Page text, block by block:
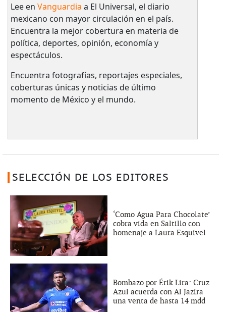
Lee en Vanguardia a El Universal, el diario
mexicano con mayor circulación en el país.​
Encuentra la mejor cobertura en materia de
política, deportes, opinión, economía y
espectáculos.
Encuentra fotografías, reportajes especiales,
coberturas únicas y noticias de último
momento de México y el mundo.
SELECCIÓN DE LOS EDITORES
‘Como Agua Para Chocolate’
cobra vida en Saltillo con
homenaje a Laura Esquivel
Bombazo por Érik Lira: Cruz
Azul acuerda con Al Jazira
una venta de hasta 14 mdd